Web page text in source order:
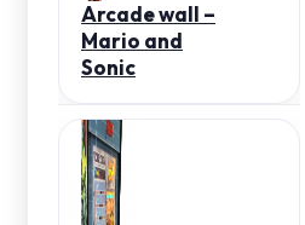
Arcade wall –
Mario and
Sonic